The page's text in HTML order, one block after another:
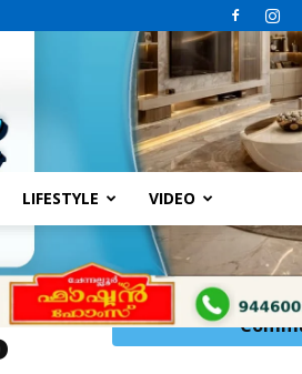
LIFESTYLE VIDEO
നുഴഞ്ഞുകയറ്റം’; വിമർശിച്ച് സിഐടിയു
Click Here to